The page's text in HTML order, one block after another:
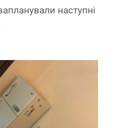
наступні